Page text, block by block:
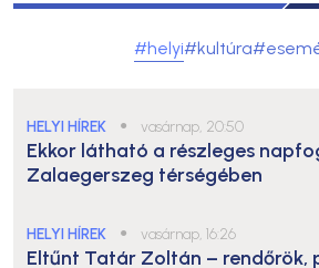
#helyi#kultúra
HELYI HÍREK ● vasárnap, 20:50
Ekkor látható a részleges
Zalaegerszeg térségében
HELYI HÍREK ● vasárnap, 16:26
Eltűnt Tatár Zoltán – rendőrök,